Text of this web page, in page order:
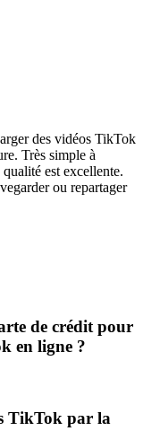
des vidéos TikTok
Très simple à
est excellente.
ou repartager
de crédit pour
en ligne ?
TikTok par la